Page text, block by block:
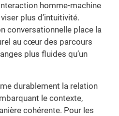
homme-machine
viser plus d’intuitivité.
conversationnelle place la
au cœur des parcours
plus fluides qu’un
durablement la relation
le contexte,
cohérente. Pour les